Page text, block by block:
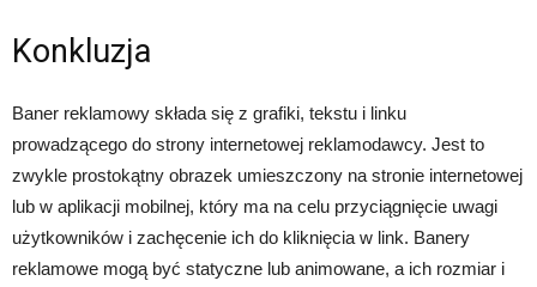
Konkluzja
Baner reklamowy składa się z grafiki, tekstu i linku
prowadzącego do strony internetowej reklamodawcy. Jest to
zwykle prostokątny obrazek umieszczony na stronie internetowej
lub w aplikacji mobilnej, który ma na celu przyciągnięcie uwagi
użytkowników i zachęcenie ich do kliknięcia w link. Banery
reklamowe mogą być statyczne lub animowane, a ich rozmiar i